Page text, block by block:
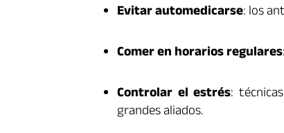
Evitar automedicarse: los
Comer en horarios regulares
Controlar el estrés:
grandes aliados.